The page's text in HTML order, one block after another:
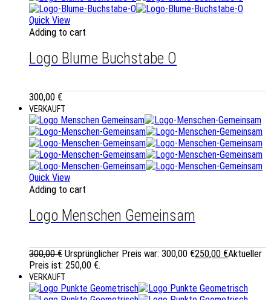
Quick View
Adding to cart
Logo Blume Buchstabe O
300,00 €
VERKAUFT
Quick View
Adding to cart
Logo Menschen Gemeinsam
300,00€ Ursprünglicher Preis war: 300,00 €250,00 €Aktueller
Preis ist: 250,00 €.
VERKAUFT